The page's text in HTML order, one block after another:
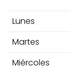
Lunes
Martes
Miércoles